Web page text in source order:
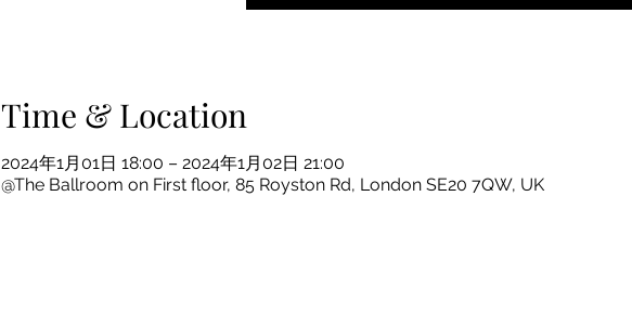
Time & Location
2024年1月01日 18:00 – 2024年1月02日 21:00
@The Ballroom on First floor, 85 Royston Rd, London SE20 7QW, UK